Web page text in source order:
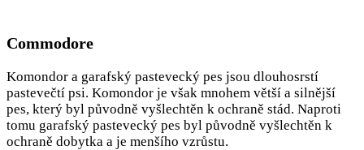
Commodore
Komondor a garafský pastevecký pes jsou dlouhosrstí
pastevečtí psi. Komondor je však mnohem větší a silnější
pes, který byl původně vyšlechtěn k ochraně stád. Naproti
tomu garafský pastevecký pes byl původně vyšlechtěn k
ochraně dobytka a je menšího vzrůstu.